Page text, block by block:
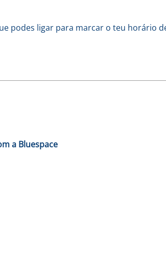
podes ligar para marcar o teu horário
a Bluespace